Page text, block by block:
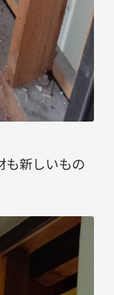
も新しいもの